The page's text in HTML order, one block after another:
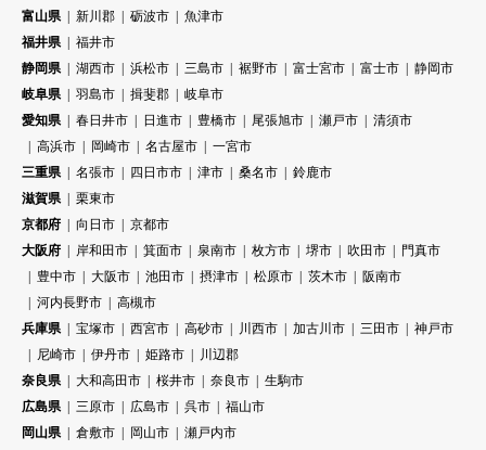
富山県
新川郡 砺波市
魚津市
福井県
福井市
静岡県
湖西市 浜松市 三島市 裾野市 富士宮市 富士市
静岡市
岐阜県
羽島市 揖斐郡
岐阜市
愛知県
春日井市 日進市 豊橋市 尾張旭市 瀬戸市
清須市
高浜市
岡崎市 名古屋市
一宮市
三重県
名張市 四日市市 津市 桑名市
鈴鹿市
滋賀県
栗東市
京都府
向日市
京都市
大阪府
岸和田市 箕面市 泉南市 枚方市 堺市 吹田市
門真市
豊中市
大阪市 池田市 摂津市 松原市 茨木市
阪南市
河内長野市
高槻市
兵庫県
宝塚市 西宮市 高砂市 川西市 加古川市 三田市
神戸市
尼崎市
伊丹市 姫路市
川辺郡
奈良県
大和高田市 桜井市 奈良市
生駒市
広島県
三原市 広島市 呉市
福山市
岡山県
倉敷市 岡山市
瀬戸内市